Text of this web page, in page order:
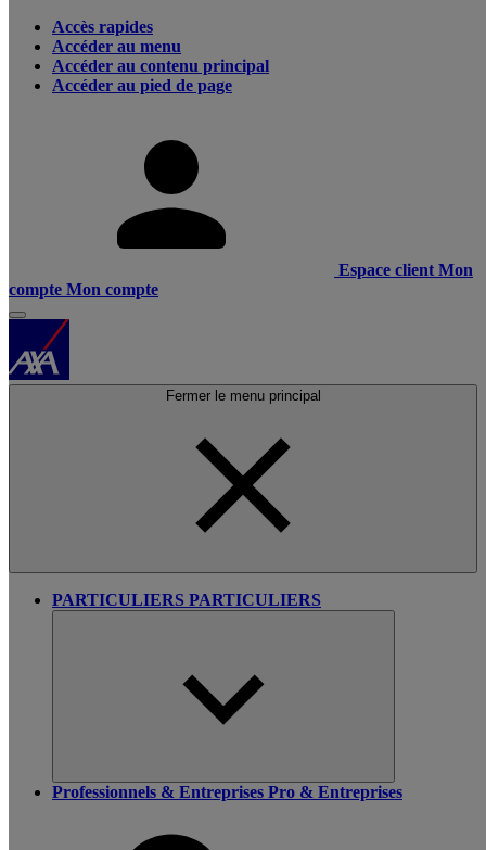
Accès rapides
Accéder au menu
Accéder au contenu principal
Accéder au pied de page
Espace client Mon
compte Mon compte
Fermer le menu principal
PARTICULIERS PARTICULIERS
Professionnels & Entreprises Pro & Entreprises